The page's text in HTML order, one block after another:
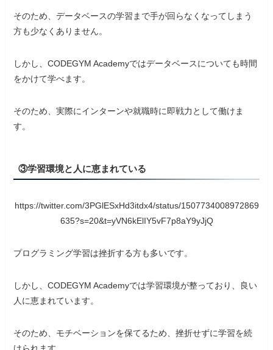
そのため、データベースの学習まで手が回らなくなってしまう
方も少なくありません。
しかし、CODEGYM Academyではデータベースについても時間
をかけて学べます。
そのため、実際にインターンや就職時に即戦力として働けま
す。
③学習環境と人に恵まれている
https://twitter.com/3PGlESxHd3itdx4/status/1507734008972869
635?s=20&t=yVN6kElIY5vF7p8aY9yJjQ
プログラミング学習は挫折する方も多いです。
しかし、CODEGYM Academyでは学習環境が整っており、良い
人に恵まれています。
そのため、モチベーションを保てるため、挫折せずに学習を続